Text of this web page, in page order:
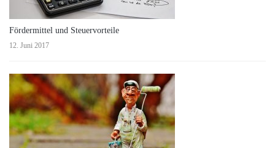
Fördermittel und Steuervorteile
12. Juni 2017